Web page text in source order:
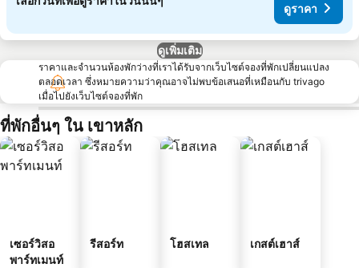
ดูราคา
ดูเพิ่มเติม
ราคาและจำนวนห้องพักว่างที่เราได้รับจากเว็บไซต์จองที่พักเปลี่ยนแปลง
ตลอดเวลา ซึ่งหมายความว่าคุณอาจไม่พบข้อเสนอที่เหมือนกับ trivago
เมื่อไปยังเว็บไซต์จองที่พัก
ที่พักอื่นๆ ใน เขาหลัก
เซอร์วิสอ
พาร์ทเมนท์
รีสอร์ท โฮสเทล เกสต์เฮาส์